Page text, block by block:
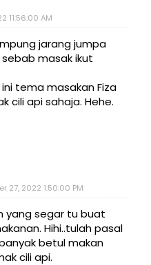
11:56:00 AM
jarang jumpa
masak ikut
tema masakan Fiza
cili api sahaja. Hehe.
27, 2022 1:50:00 PM
yang segar tu buat
Hihi..tulah pasal
betul makan
cili api.